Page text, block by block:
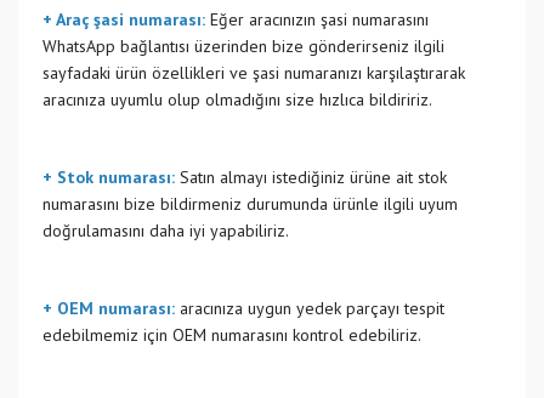
+ Araç şasi numarası: Eğer aracınızın şasi numarasını
WhatsApp bağlantısı üzerinden bize gönderirseniz ilgili
sayfadaki ürün özellikleri ve şasi numaranızı karşılaştırarak
aracınıza uyumlu olup olmadığını size hızlıca bildiririz.
+ Stok numarası: Satın almayı istediğiniz ürüne ait stok
numarasını bize bildirmeniz durumunda ürünle ilgili uyum
doğrulamasını daha iyi yapabiliriz.
+ OEM numarası: aracınıza uygun yedek parçayı tespit
edebilmemiz için OEM numarasını kontrol edebiliriz.